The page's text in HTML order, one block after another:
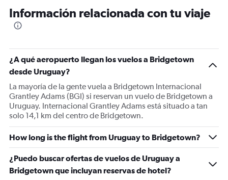
Información relacionada con tu viaje
¿A qué aeropuerto llegan los vuelos a Bridgetown
desde Uruguay?
La mayoría de la gente vuela a Bridgetown Internacional
Grantley Adams (BGI) si reservan un vuelo de Bridgetown a
Uruguay. Internacional Grantley Adams está situado a tan
solo 14,1 km del centro de Bridgetown.
How long is the flight from Uruguay to Bridgetown?
¿Puedo buscar ofertas de vuelos de Uruguay a
Bridgetown que incluyan reservas de hotel?